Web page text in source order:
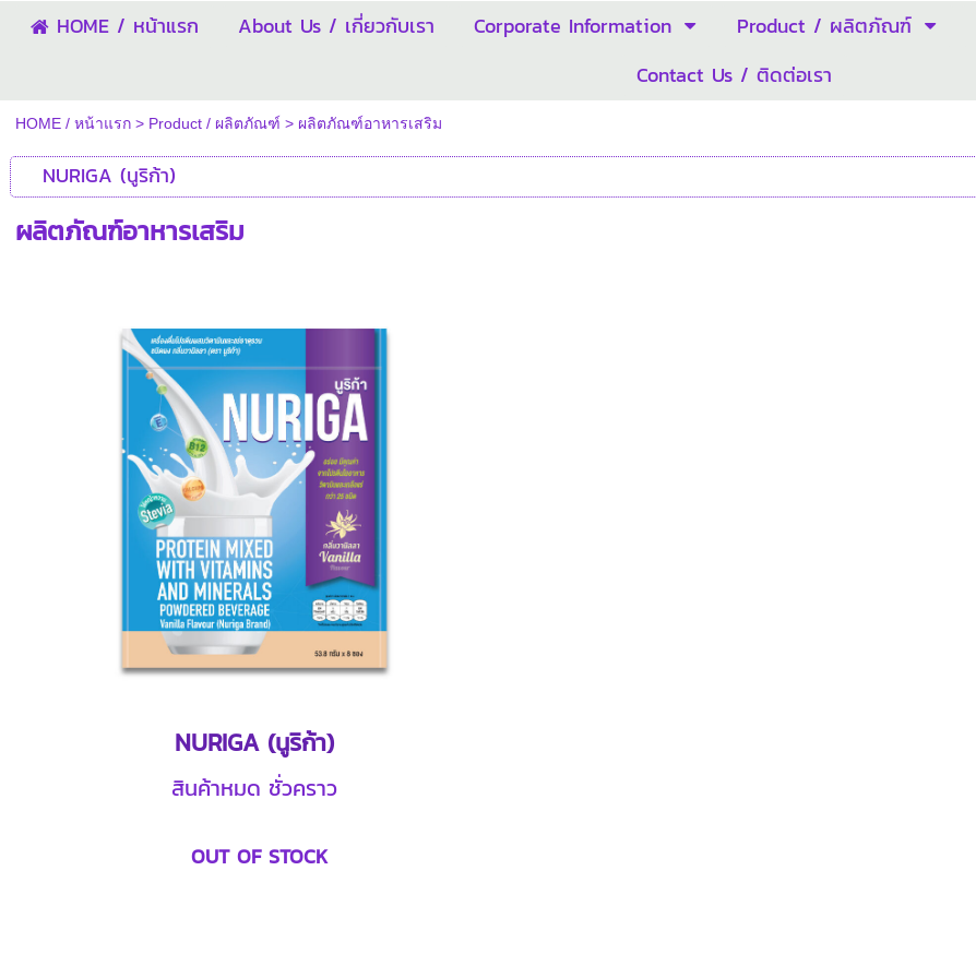
HOME / หน้าแรก About Us / เกี่ยวกับเรา Corporate Information Product / ผลิตภัณฑ์
Contact Us / ติดต่อเรา
HOME / หน้าแรก> Product / ผลิตภัณฑ์ > ผลิตภัณฑ์อาหารเสริม
NURIGA (นูริก้า)
ผลิตภัณฑ์อาหารเสริม
NURIGA (นูริก้า)
สินค้าหมด ชั่วคราว
OUT OF STOCK